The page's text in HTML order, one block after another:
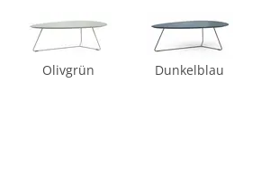
Olivgrün Dunkelblau